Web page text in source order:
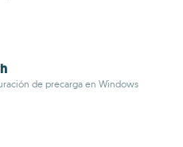
de precarga en Windows